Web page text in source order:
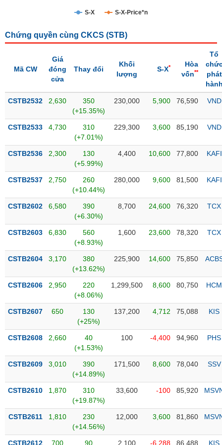
cổ
Quy
trường
yết
yết
Niêm
bổ
sung
Hủy
niêm
Theo
đặc
Không
ký
quỹ
Danh
mục
Cổ
chi
S-X S-X-Price*n
Chứng quyền cùng CKCS (STB)
Mã CW
Giá
đóng
cửa
Thay đổi
Khối
lượng
S-X*
Hòa
vốn**
Tổ
phát
CSTB2532 2,630
350
(+15.35%)
230,000 5,900 76,590 VND
CSTB2533 4,730
310
(+7.01%)
229,300 3,600 85,190 VND
CSTB2536 2,300
130
(+5.99%)
4,400 10,600 77,800 KAFI
CSTB2537 2,750
260
(+10.44%)
280,000 9,600 81,500 KAFI
CSTB2602 6,580
390
(+6.30%)
8,700 24,600 76,320 TCX
CSTB2603 6,830
560
(+8.93%)
1,600 23,600 78,320 TCX
CSTB2604 3,170
380
(+13.62%)
225,900 14,600 75,850
CSTB2606 2,950
220
(+8.06%)
1,299,500 8,600 80,750 HCM
CSTB2607 650
130
(+25%)
137,200 4,712 75,088 KIS
CSTB2608 2,660
40
(+1.53%)
100 -4,400 94,960 PHS
CSTB2609 3,010
390
(+14.89%)
171,500 8,600 78,040 SSV
CSTB2610 1,870
310
(+19.87%)
33,600 -100 85,920
CSTB2611 1,810
230
(+14.56%)
12,000 3,600 81,860
CSTB2612 700 90 2,100 -6,288 86,488 KIS
NGÀNH
PHIẾU
SINH
PHIẾU
CỤ
ĐẦU
DỮ
TIN